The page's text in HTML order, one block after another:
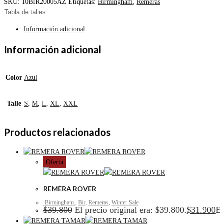
SKU: 10BIR20005AZ Etiquetas: Birmingham
Remeras
Tabla de talles
Información adicional
Información adicional
Color Azul
Talle S, M, L, XL, XXL
Productos relacionados
Oferta
REMERA ROVER
.Birmingham. Bir Remeras Winter Sale
$39.800 El precio original era: $39.800.$31.900